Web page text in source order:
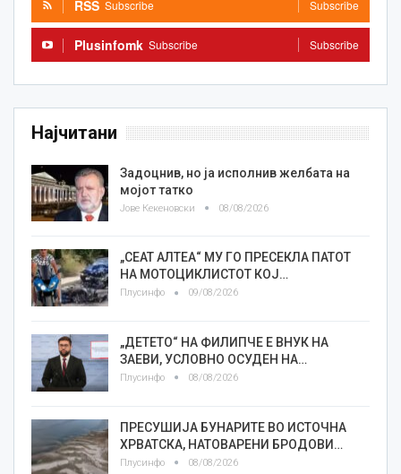
RSS Subscribe Subscribe
Plusinfomk Subscribe Subscribe
Најчитани
Задоцнив, но ја исполнив желбата на
мојот татко
Јове Кекеновски 08/08/2026
„СЕАТ АЛТЕА“ МУ ГО ПРЕСЕКЛА ПАТОТ
НА МОТОЦИКЛИСТОТ КОЈ…
Плусинфо 09/08/2026
„ДЕТЕТО“ НА ФИЛИПЧЕ Е ВНУК НА
ЗАЕВИ, УСЛОВНО ОСУДЕН НА…
Плусинфо 08/08/2026
ПРЕСУШИЈА БУНАРИТЕ ВО ИСТОЧНА
ХРВАТСКА, НАТОВАРЕНИ БРОДОВИ…
Плусинфо 08/08/2026